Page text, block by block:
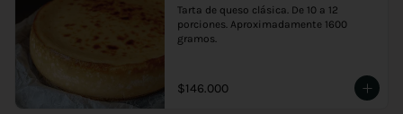
Tarta de queso clásica. De 10 a 12
porciones. Aproximadamente 1600
gramos.
$146.000